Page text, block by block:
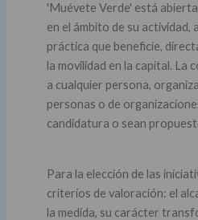
'Muévete Verde' está
en el ámbito de su actividad,
práctica que beneficie,
la movilidad en la capital. La
a cualquier persona,
personas o de
candidatura o sean
Para la elección de las
criterios de valoración: el
la medida, su carácter